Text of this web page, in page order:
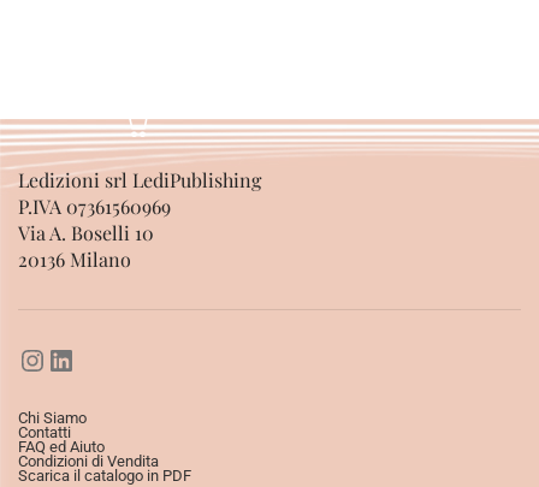
Ledizioni srl LediPublishing
P.IVA 07361560969
Via A. Boselli 10
20136 Milano
Chi Siamo
Contatti
FAQ ed Aiuto
Condizioni di Vendita
Scarica il catalogo in PDF